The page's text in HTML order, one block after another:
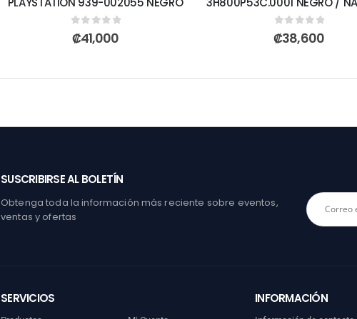
0out of 5
₡41,000 0out of 5
₡38,600
SUSCRIBIRSE AL BOLETÍN
Obtenga toda la información más reciente sobre eventos,
ventas y ofertas
SERVICIOS INFORMACIÓN